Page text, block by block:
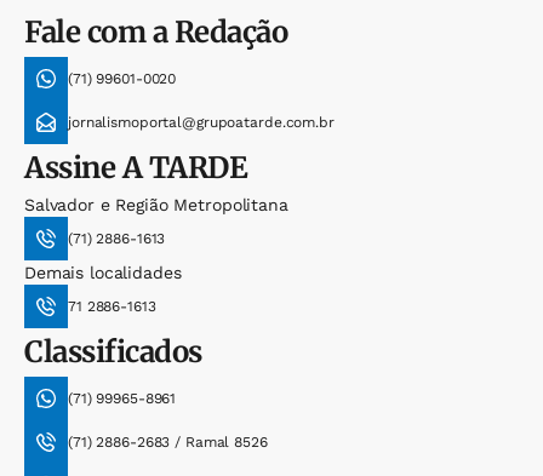
Fale com a Redação
(71) 99601-0020
jornalismoportal@grupoatarde.com.br
AssineA TARDE
Salvador e Região Metropolitana
(71) 2886-1613
Demais localidades
71 2886-1613
Classificados
(71) 99965-8961
(71) 2886-2683 / Ramal 8526